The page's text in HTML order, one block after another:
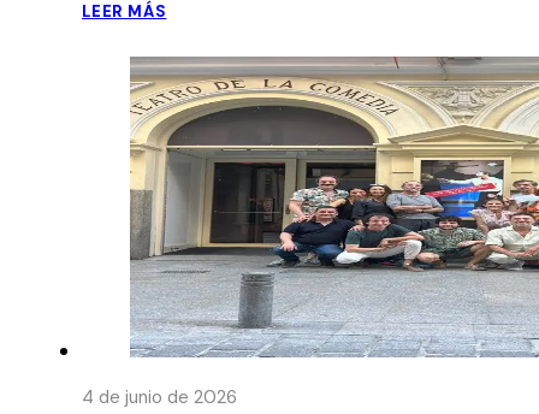
LEER MÁS
4 de junio de 2026